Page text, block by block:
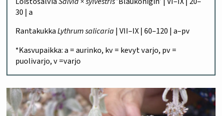
30 | a
RantakukkaLythrum salicaria | VII–IX | 60–120 | a–pv
*Kasvupaikka: a = aurinko, kv = kevyt varjo, pv =
puolivarjo, v =varjo